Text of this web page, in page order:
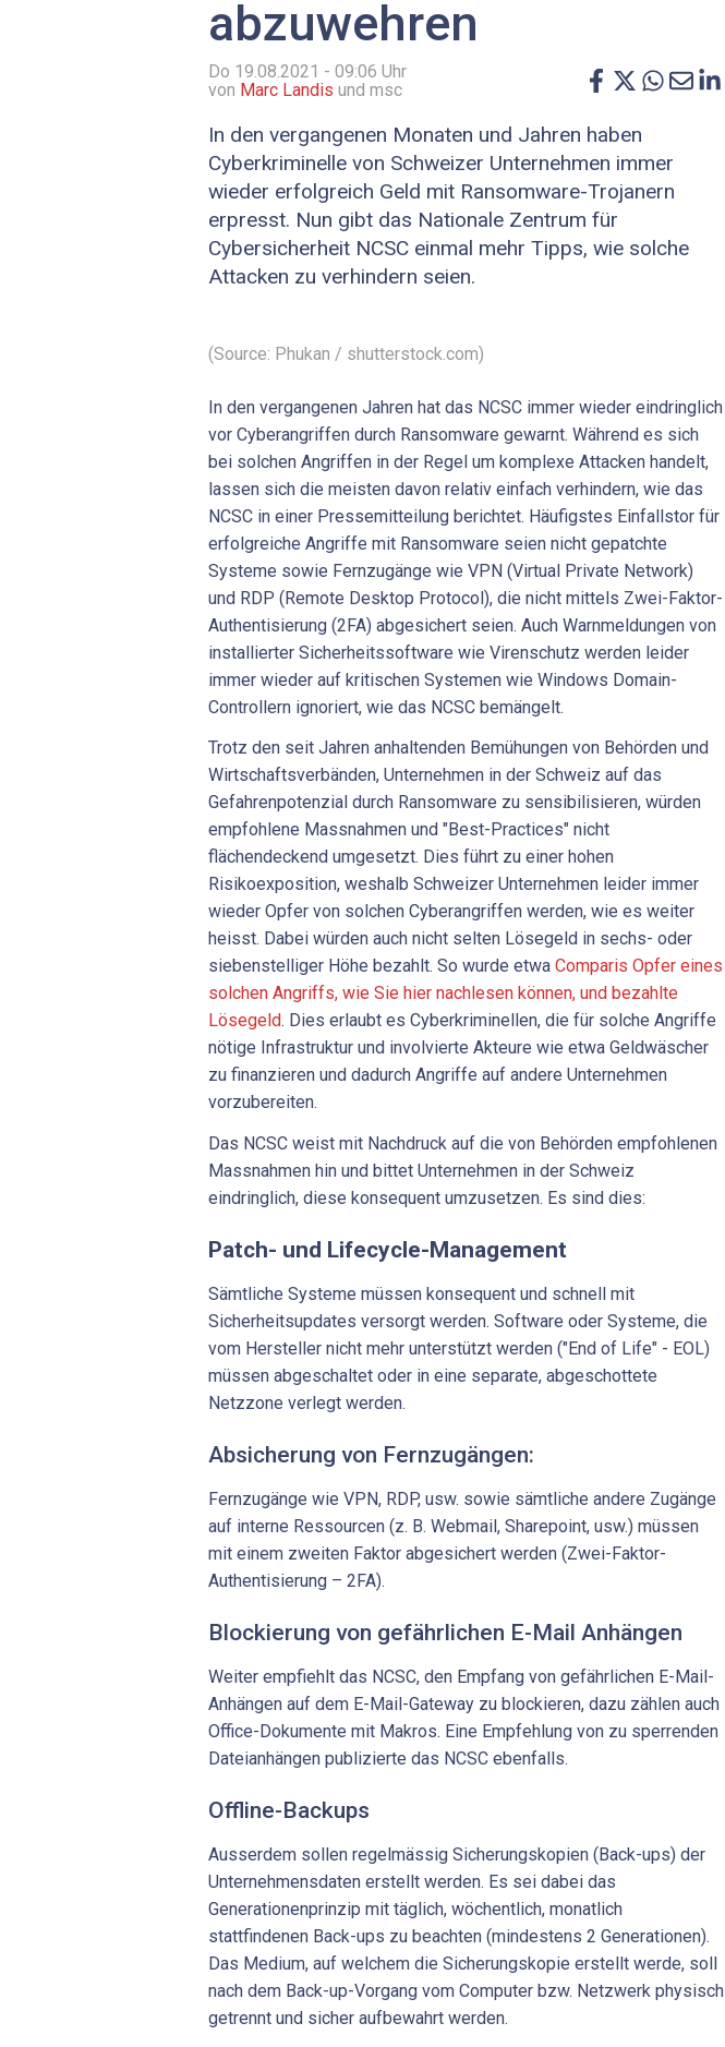
abzuwehren
Do 19.08.2021 - 09:06 Uhr
von Marc Landis und msc
In den vergangenen Monaten und Jahren haben
Cyberkriminelle von Schweizer Unternehmen immer
wieder erfolgreich Geld mit Ransomware-Trojanern
erpresst. Nun gibt das Nationale Zentrum für
Cybersicherheit NCSC einmal mehr Tipps, wie solche
Attacken zu verhindern seien.
(Source: Phukan / shutterstock.com)
In den vergangenen Jahren hat das NCSC immer wieder eindringlich
vor Cyberangriffen durch Ransomware gewarnt. Während es sich
bei solchen Angriffen in der Regel um komplexe Attacken handelt,
lassen sich die meisten davon relativ einfach verhindern, wie das
NCSC in einer Pressemitteilung berichtet. Häufigstes Einfallstor für
erfolgreiche Angriffe mit Ransomware seien nicht gepatchte
Systeme sowie Fernzugänge wie VPN (Virtual Private Network)
und RDP (Remote Desktop Protocol), die nicht mittels Zwei-Faktor-
Authentisierung (2FA) abgesichert seien. Auch Warnmeldungen von
installierter Sicherheitssoftware wie Virenschutz werden leider
immer wieder auf kritischen Systemen wie Windows Domain-
Controllern ignoriert, wie das NCSC bemängelt.
Trotz den seit Jahren anhaltenden Bemühungen von Behörden und
Wirtschaftsverbänden, Unternehmen in der Schweiz auf das
Gefahrenpotenzial durch Ransomware zu sensibilisieren, würden
empfohlene Massnahmen und "Best-Practices" nicht
flächendeckend umgesetzt. Dies führt zu einer hohen
Risikoexposition, weshalb Schweizer Unternehmen leider immer
wieder Opfer von solchen Cyberangriffen werden, wie es weiter
heisst. Dabei würden auch nicht selten Lösegeld in sechs- oder
siebenstelliger Höhe bezahlt. So wurde etwa Comparis Opfer eines
solchen Angriffs, wie Sie hier nachlesen können, und bezahlte
Lösegeld. Dies erlaubt es Cyberkriminellen, die für solche Angriffe
nötige Infrastruktur und involvierte Akteure wie etwa Geldwäscher
zu finanzieren und dadurch Angriffe auf andere Unternehmen
vorzubereiten.
Das NCSC weist mit Nachdruck auf die von Behörden empfohlenen
Massnahmen hin und bittet Unternehmen in der Schweiz
eindringlich, diese konsequent umzusetzen. Es sind dies:
Patch- und Lifecycle-Management
Sämtliche Systeme müssen konsequent und schnell mit
Sicherheitsupdates versorgt werden. Software oder Systeme, die
vom Hersteller nicht mehr unterstützt werden ("End of Life" - EOL)
müssen abgeschaltet oder in eine separate, abgeschottete
Netzzone verlegt werden.
Absicherung von Fernzugängen:
Fernzugänge wie VPN, RDP, usw. sowie sämtliche andere Zugänge
auf interne Ressourcen (z. B. Webmail, Sharepoint, usw.) müssen
mit einem zweiten Faktor abgesichert werden (Zwei-Faktor-
Authentisierung – 2FA).
Blockierung von gefährlichen E-Mail Anhängen
Weiter empfiehlt das NCSC, den Empfang von gefährlichen E-Mail-
Anhängen auf dem E-Mail-Gateway zu blockieren, dazu zählen auch
Office-Dokumente mit Makros. Eine Empfehlung von zu sperrenden
Dateianhängen publizierte das NCSC ebenfalls.
Offline-Backups
Ausserdem sollen regelmässig Sicherungskopien (Back-ups) der
Unternehmensdaten erstellt werden. Es sei dabei das
Generationenprinzip mit täglich, wöchentlich, monatlich
stattfindenen Back-ups zu beachten (mindestens 2 Generationen).
Das Medium, auf welchem die Sicherungskopie erstellt werde, soll
nach dem Back-up-Vorgang vom Computer bzw. Netzwerk physisch
getrennt und sicher aufbewahrt werden.